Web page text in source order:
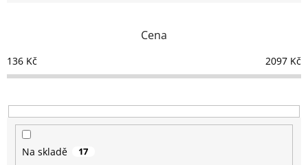
p
r
o
u
Cena
136 Kč 2097 Kč
Na skladě 17